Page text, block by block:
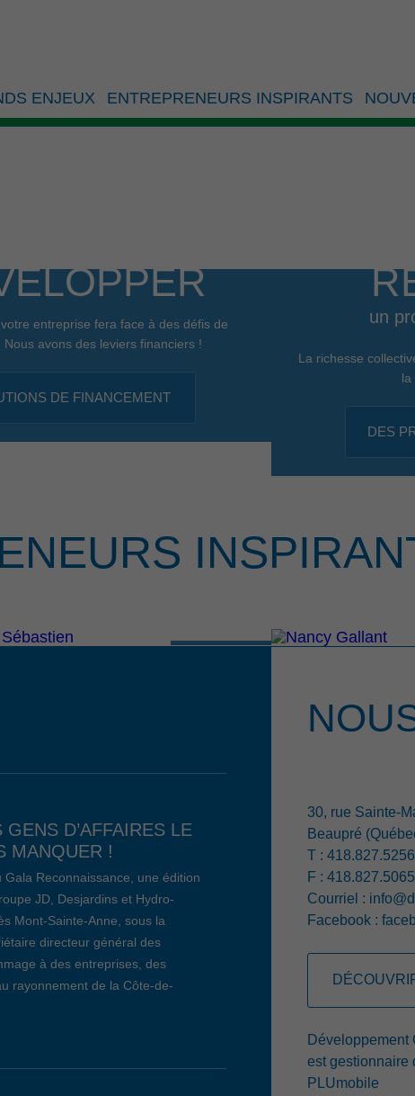
ENJEUX ENTREPRENEURS INSPIRANTS
entreprise fera face à des défis de
Nous avons des leviers financiers !
DE FINANCEMENT
un
La richesse
la
DES
D’AFFAIRES LE
MANQUER !
Reconnaissance, une édition
JD, Desjardins et Hydro-
Mont-Sainte-Anne, sous la
directeur général des
à des entreprises, des
rayonnement de la Côte-de-
30, rue Sainte-
Beaupré
T : 418.827.5256
F : 418.827.5065
Courriel :
Facebook :
Développement
est gestionnaire
PLUmobile